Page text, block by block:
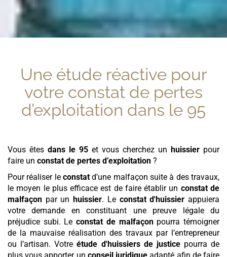
Une étude réactive pour
votre constat de pertes
d’exploitation dans le 95
Vous êtes dans le 95 et vous cherchez un huissier pour
faire un constat de pertes d’exploitation ?
Pour réaliser le constat d’une malfaçon suite à des travaux,
le moyen le plus efficace est de faire établir un constat de
malfaçon par unhuissier. Le constat d'huissier appuiera
votre demande en constituant une preuve légale du
préjudice subi. Leconstat de malfaçonpourra témoigner
de la mauvaise réalisation des travaux par l’entrepreneur
ou l’artisan. Votreétude d'huissiers de justicepourra de